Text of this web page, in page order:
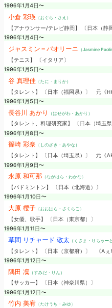
1996年1月4日〜
小倉 彩瑛（おぐら・さえ）
【アナウンサー/テレビ静岡】 〔日本（静
1996年1月4日〜
ジャスミン＝パオリーニ （Jasmine
【テニス】 〔イタリア〕
1996年1月5日〜
谷 真理佳（たに・まりか）
【タレント】 〔日本（福岡県）〕 元《
1996年1月5日〜
長谷川 あかり （はせがわ・あかり）
【タレント、料理研究家】 〔日本（埼玉県
1996年1月8日〜
篠崎 彩奈（しのざき・あやな）
【タレント】 〔日本（埼玉県）〕 元《
1996年1月9日〜
永原 和可那（ながはら・わかな）
【バドミントン】 〔日本（北海道）〕
1996年1月10日〜
大原 櫻子（おおはら・さくらこ）
【女優、歌手】 〔日本（東京都）〕
1996年1月11日〜
草間 リチャード 敬太（くさま・りちゃー
【タレント】 〔日本（京都府）〕
《A
1996年1月12日〜
隅田 凜（すみだ・りん）
【サッカー】 〔日本（神奈川県）〕
1996年1月12日〜
竹内 美宥（たけうち・みゆ）